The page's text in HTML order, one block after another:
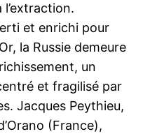
l’extraction.
et enrichi pour
la Russie demeure
un
et fragilisé par
Jacques Peythieu,
(France),